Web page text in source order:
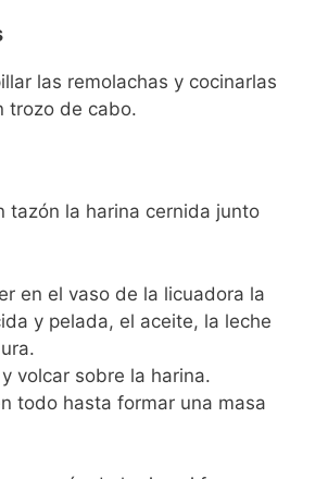
las remolachas y cocinarlas
trozo de cabo.
tazón la harina cernida junto
en el vaso de la licuadora la
y pelada, el aceite, la leche
volcar sobre la harina.
todo hasta formar una masa